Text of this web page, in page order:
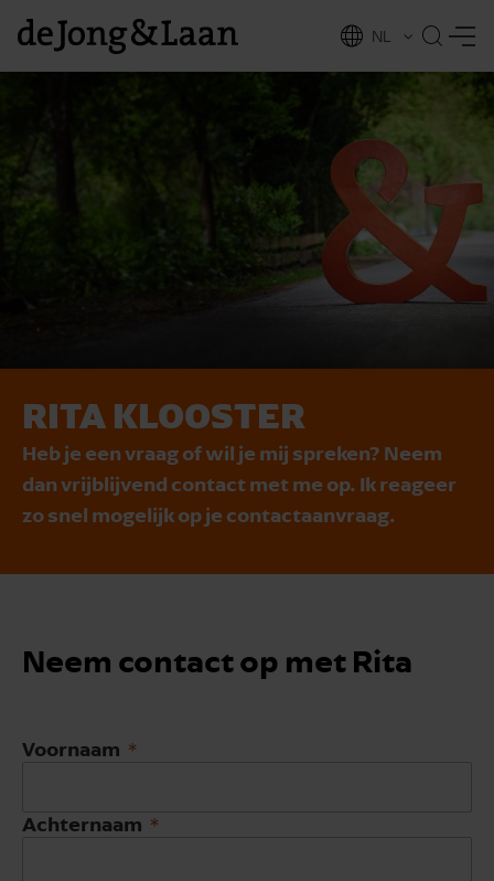
EN
NL
RITA KLOOSTER
Heb je een vraag of wil je mij spreken? Neem
dan vrijblijvend contact met me op. Ik reageer
zo snel mogelijk op je contactaanvraag.
Neem contact op met Rita
Voornaam
Achternaam